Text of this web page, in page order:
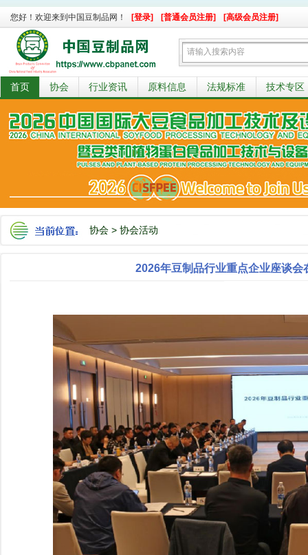
您好！欢迎来到中国豆制品网！ [登录] [普通会员注册] [高级会员注册]
首页 协会 行业资讯 原料信息 法规标准 技术专区
协会 > 协会活动
2026年豆制品行业重点企业座谈